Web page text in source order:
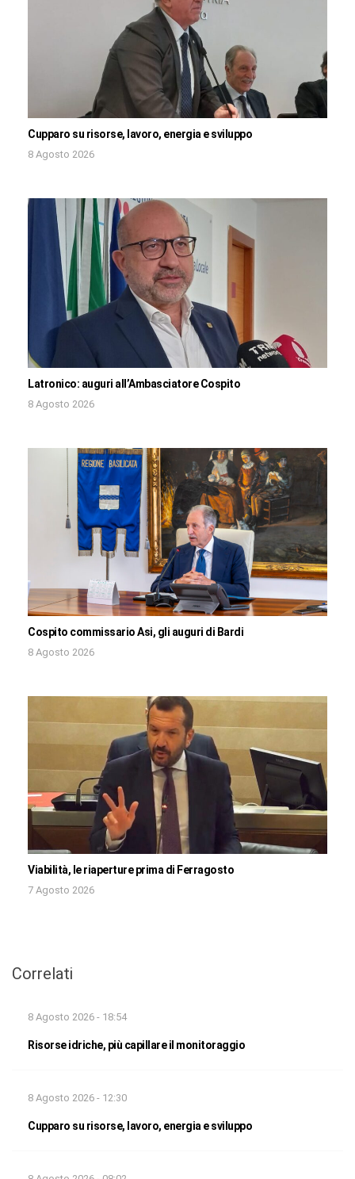
Cupparo su risorse, lavoro, energia e sviluppo
8 Agosto 2026
Latronico: auguri all’Ambasciatore Cospito
8 Agosto 2026
Cospito commissario Asi, gli auguri di Bardi
8 Agosto 2026
Viabilità, le riaperture prima di Ferragosto
7 Agosto 2026
Correlati
8 Agosto 2026 - 18:54
Risorse idriche, più capillare il monitoraggio
8 Agosto 2026 - 12:30
Cupparo su risorse, lavoro, energia e sviluppo